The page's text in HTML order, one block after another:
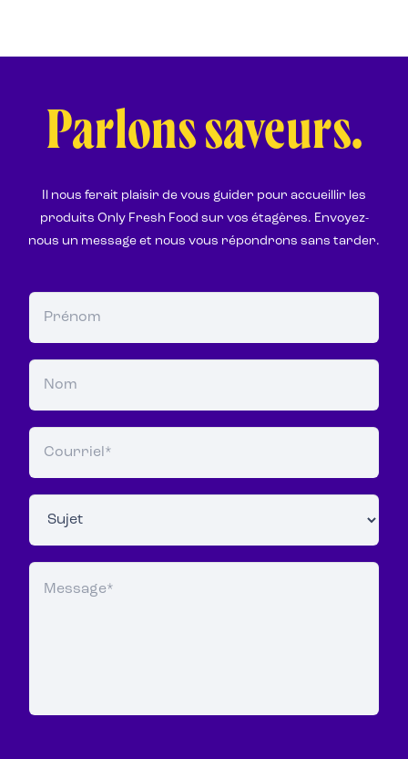
Parlons saveurs.
Il nous ferait plaisir de vous guider pour accueillir les
produits Only Fresh Food sur vos étagères. Envoyez-
nous un message et nous vous répondrons sans tarder.